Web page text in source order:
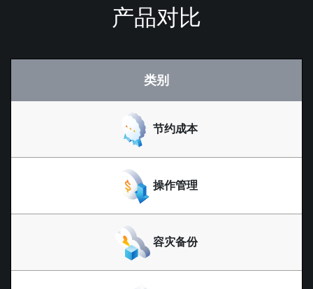
产品对比
类别
节约成本
操作管理
容灾备份